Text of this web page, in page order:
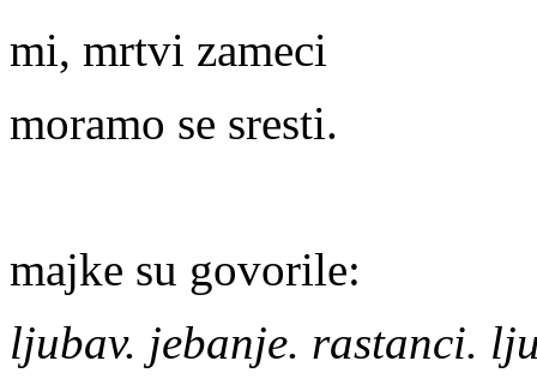
mi, mrtvi zameci
moramo se sresti.
majke su govorile:
ljubav. jebanje. rastanci.